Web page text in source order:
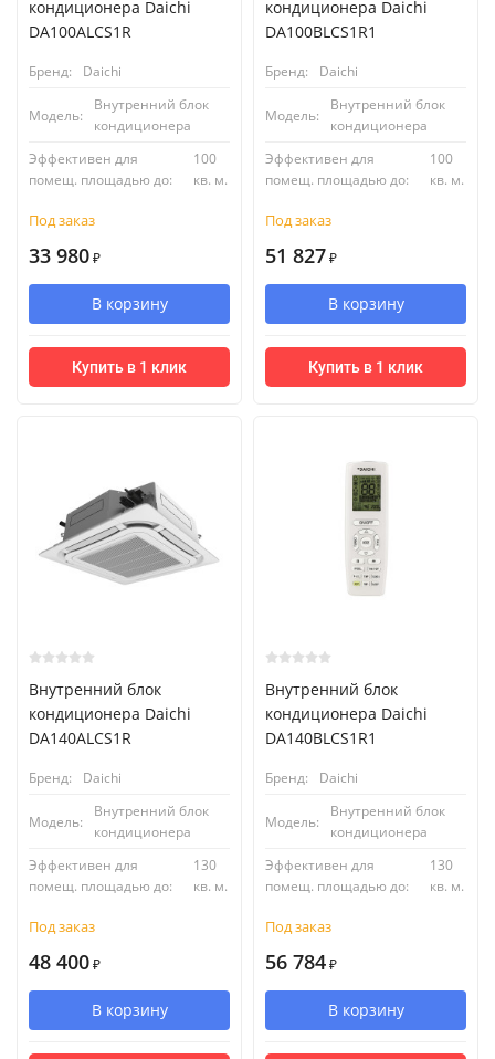
кондиционера Daichi
DA100ALCS1R
Бренд: Daichi
Модель:
Внутренний блок
кондиционера
Эффективен для
помещ. площадью до:
100
кв. м.
Под заказ
33 980 ₽
В корзину
Купить в 1 клик
кондиционера Daichi
DA100BLCS1R1
Бренд: Daichi
Модель:
Внутренний блок
кондиционера
Эффективен для
помещ. площадью до:
100
кв. м.
Под заказ
51 827 ₽
В корзину
Купить в 1 клик
Внутренний блок
кондиционера Daichi
DA140ALCS1R
Бренд: Daichi
Модель:
Внутренний блок
кондиционера
Эффективен для
помещ. площадью до:
130
кв. м.
Под заказ
48 400 ₽
В корзину
Внутренний блок
кондиционера Daichi
DA140BLCS1R1
Бренд: Daichi
Модель:
Внутренний блок
кондиционера
Эффективен для
помещ. площадью до:
130
кв. м.
Под заказ
56 784 ₽
В корзину